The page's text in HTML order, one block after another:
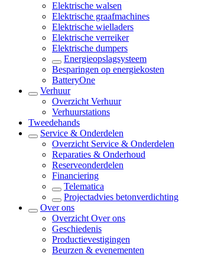
Elektrische walsen
Elektrische graafmachines
Elektrische wielladers
Elektrische verreiker
Elektrische dumpers
Energieopslagsysteem
Besparingen op energiekosten
BatteryOne
Verhuur
Overzicht Verhuur
Verhuurstations
Tweedehands
Service & Onderdelen
Overzicht Service & Onderdelen
Reparaties & Onderhoud
Reserveonderdelen
Financiering
Telematica
Projectadvies betonverdichting
Over ons
Overzicht Over ons
Geschiedenis
Productievestigingen
Beurzen & evenementen